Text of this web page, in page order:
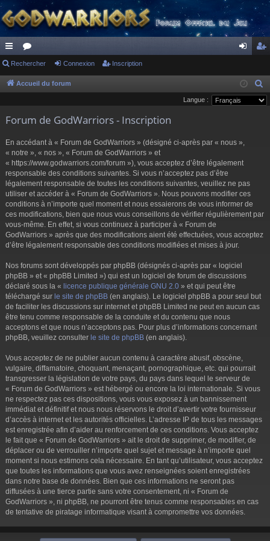
ac
co
ci
or
u
s
ne cri
pti
Rechercher Connexion Inscription
Accueil du forum
e
Langue :
Forum de GodWarriors - Inscription
En accédant à « Forum de GodWarriors » (désigné ci-après par « nous »,
« notre », « nos », « Forum de GodWarriors » et
« https://www.godwarriors.com/forum »), vous acceptez d’être légalement
responsable des conditions suivantes. Si vous n’acceptez pas d’être
légalement responsable de toutes les conditions suivantes, veuillez ne pas
utiliser et accéder à « Forum de GodWarriors ». Nous pouvons modifier ces
conditions à n’importe quel moment et nous essaierons de vous informer de
ces modifications, bien que nous vous conseillons de vérifier régulièrement par
vous-même. En effet, si vous continuez à participer à « Forum de
GodWarriors » après que des modifications aient été effectuées, vous acceptez
d’être légalement responsable des conditions modifiées et mises à jour.
Nos forums sont développés par phpBB (désignés ci-après par « logiciel
phpBB » et « phpBB Limited ») qui est un logiciel de forum de discussions
déclaré sous la « licence publique générale GNU 2.0 » et qui peut être
téléchargé sur le site de phpBB (en anglais). Le logiciel phpBB a pour seul but
de faciliter les discussions sur internet et phpBB Limited ne peut en aucun cas
être tenu comme responsable de la conduite et du contenu que nous
acceptons et que nous n’acceptons pas. Pour plus d’informations concernant
phpBB, veuillez consulter le site de phpBB (en anglais).
Vous acceptez de ne publier aucun contenu à caractère abusif, obscène,
vulgaire, diffamatoire, choquant, menaçant, pornographique, etc. qui pourrait
transgresser la législation de votre pays, du pays dans lequel le serveur de
« Forum de GodWarriors » est hébergé ou encore la loi internationale. Si vous
ne respectez pas ces dispositions, vous vous exposez à un bannissement
immédiat et définitif et nous nous réservons le droit d’avertir votre fournisseur
d’accès à internet et les autorités officielles. L’adresse IP de tous les messages
est enregistrée afin d’aider au renforcement de ces conditions. Vous acceptez
le fait que « Forum de GodWarriors » ait le droit de supprimer, de modifier, de
déplacer ou de verrouiller n’importe quel sujet et message à n’importe quel
moment si nous estimons cela nécessaire. En tant qu’utilisateur, vous acceptez
que toutes les informations que vous avez renseignées soient enregistrées
dans notre base de données. Bien que ces informations ne seront pas
diffusées à une tierce partie sans votre consentement, ni « Forum de
GodWarriors », ni phpBB, ne pourront être tenus comme responsables en cas
de tentative de piratage informatique visant à compromettre vos données.